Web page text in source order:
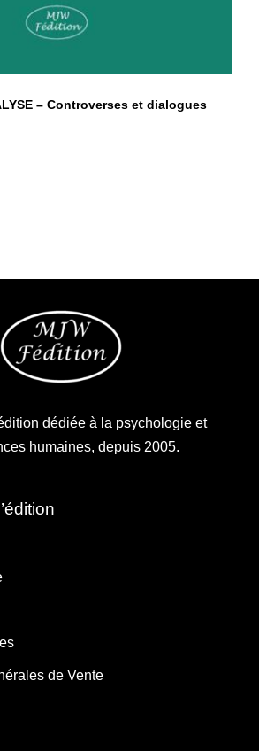
– Controverses et dialogues
dédiée à la psychologie et
humaines, depuis 2005.
de Vente